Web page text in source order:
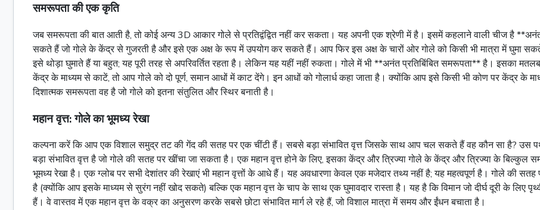
समरूपता की एक कृति
जब समरूपता की बात आती है, तो कोई अन्य 3D आकार गोले से प्रतिद्वंद्वित नहीं कर सकता। यह अपनी एक श्रेणी में है। इसमें कहलाने वाली चीज है
सकते हैं जो गोले के केंद्र से गुजरती है और इसे एक अक्ष के रूप में उपयोग कर सकते हैं। आप फिर इस अक्ष के चारों ओर गोले को किसी भी मात्रा में घुमा
इसे थोड़ा घुमाते हैं या बहुत; यह पूरी तरह से अपरिवर्तित रहता है। लेकिन यह यहीं नहीं रुकता। गोले में भी **अनंत प्रतिबिंबित समरूपता** है। इसका
केंद्र के माध्यम से काटें, तो आप गोले को दो पूर्ण, समान आधों में काट देंगे। इन आधों को गोलार्ध कहा जाता है। क्योंकि आप इसे किसी भी कोण पर केंद्र
दिशात्मक समरूपता वह है जो गोले को इतना संतुलित और स्थिर बनाती है।
महान वृत्त: गोले का भूमध्य रेखा
कल्पना करें कि आप एक विशाल समुद्र तट की गेंद की सतह पर एक चींटी हैं। सबसे बड़ा संभावितवृत्तजिसके साथ आप चल सकते हैं वह कौन सा है? उस
बड़ा संभावितवृत्तहै जो गोले की सतह पर खींचा जा सकता है। एक महानवृत्तहोने के लिए, इसका केंद्र और त्रिज्या गोले के केंद्र और त्रिज्या के बिल्कुल
भूमध्य रेखा है। एक ग्लोब पर सभी देशांतर की रेखाएं भी महानवृत्तोंके आधे हैं। यह अवधारणा केवल एक मजेदार तथ्य नहीं है; यह महत्वपूर्ण है। गोले की सतह
है (क्योंकि आप इसके माध्यम से सुरंग नहीं खोद सकते) बल्कि एक महानवृत्तके चाप के साथ एक घुमावदार रास्ता है। यह है कि विमान जो दीर्घ दूरी के लिए
हैं। वे वास्तव में एक महानवृत्तके वक्र का अनुसरण करके सबसे छोटा संभावित मार्ग ले रहे हैं, जो विशाल मात्रा में समय और ईंधन बचाता है।